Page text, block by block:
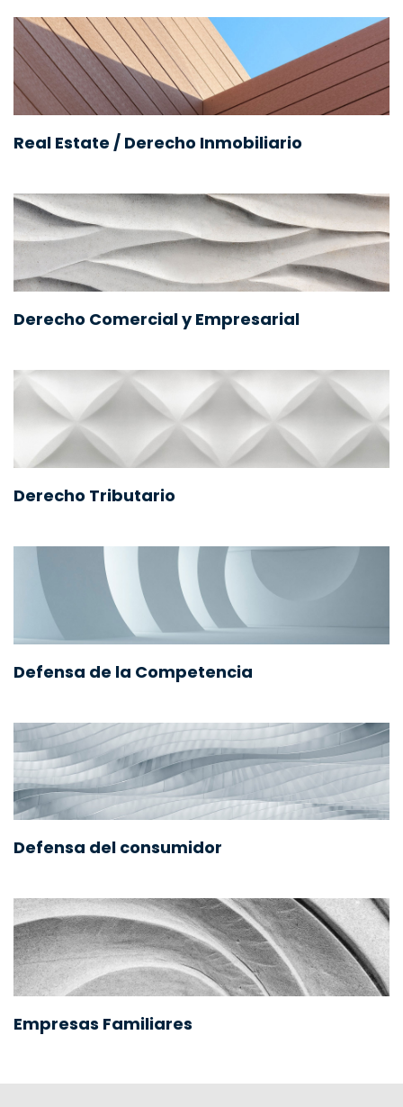
Real Estate / Derecho Inmobiliario
Derecho Comercial y Empresarial
Derecho Tributario
Defensa de la Competencia
Defensa del consumidor
Empresas Familiares